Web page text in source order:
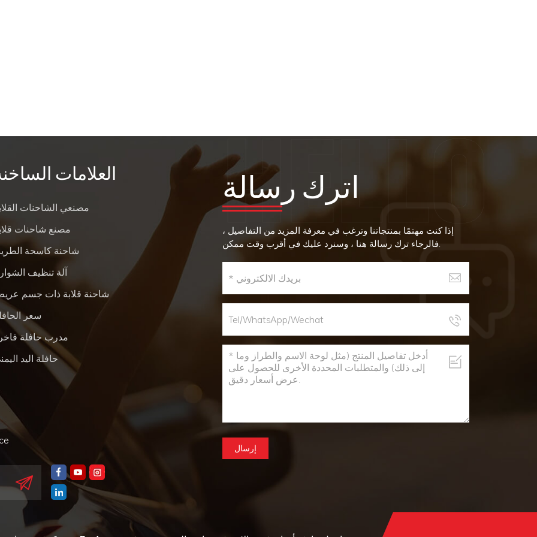
العلامات
مصنعي الشاحنات
مصنع شاحنات
شاحنة كاسحة
آلة تنظيف
شاحنة قلابة ذات جسم
سعر
مدرب حافلة
حافلة اليد
اترك رسالة
إذا كنت مهتمًا بمنتجاتنا وترغب في معرفة المزيد من التفاصيل ،
فالرجاء ترك رسالة هنا ، وسنرد عليك في أقرب وقت ممكن.
إرسال